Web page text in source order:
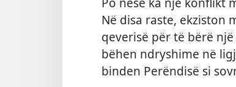
Në disa raste, ekziston
qeverisë për të bërë
bëhen ndryshime në
binden Perëndisë si